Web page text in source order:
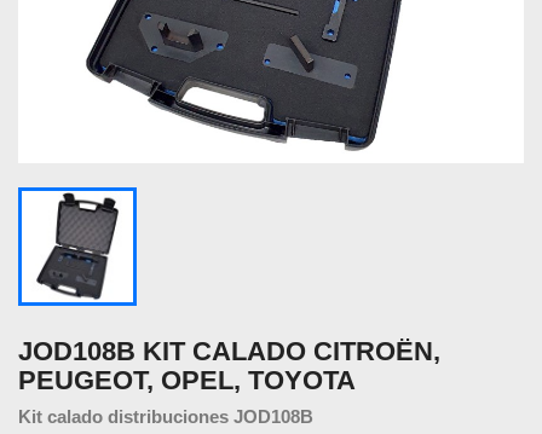
JOD108B KIT CALADO CITROËN,
PEUGEOT, OPEL, TOYOTA
Kit calado distribuciones JOD108B